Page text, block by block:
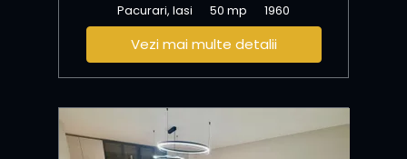
Pacurari, Iasi
50 mp 1960
Vezi mai multe detalii